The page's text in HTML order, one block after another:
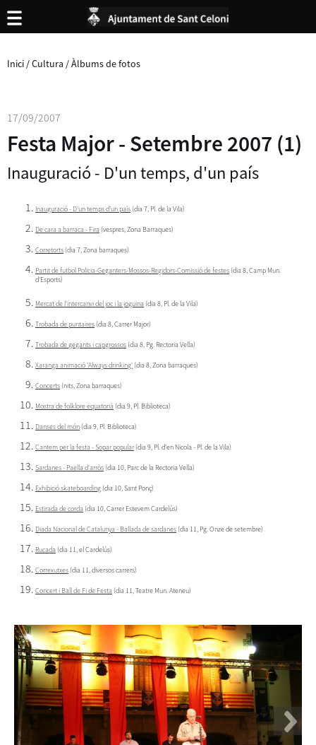
Inici /Cultura /Àlbums de fotos
17/09/2007
Festa Major - Setembre 2007 (1)
Inauguració - D'un temps, d'un país
Inauguració - D'un temps d'un país (dia 7, Pl. de la Vila)
De cara a barraca - Fira (vespres, Zona Barraques)
Corretorts (dia 7, Zona barraques)
Partit de futbol Policia-Geganters-Mossos-Regidors-Comissió de festes (dia 8, Camp Mun.
d'Esports)
Mercat de l'intercanvi del joc i la joguina (dia 8, Pl. de la Vila)
Trobada de puntaires (dia 8, Carrer Major)
Trobada de gegants i capgrossos (dia 8, Pg. Rectoria Vella)
Xaranga animació 'Always drinking' (dia 8, Zona barraques)
Concerts (nits, Zona barraques)
Mostra de folklore equatorià (dia 9, Pl. Biblioteca)
Danses del món (dia 9, Pl. Biblioteca)
Cantem per la festa - Sopar popular (dia 9, Pl. d'en Nicola - Pl. de la Vila)
Sardanes - Paella d'arròs (dia 10, Parc de la Rectoria Vella)
Exhibició skateboarding (dia 10, Sant Ponç)
Estirada de corda (dia 10, Carrer Estevem Cardelús)
Diada Nacional de Catalunya - Ballada de sardanes (dia 11, Pg. Onze de setembre)
Rucada (dia 11, el Cardelús)
Correxutxes (dia 11, diversos carrers)
Concert i Ball de Fi de Festa (dia 11, Teatre Mun. Ateneu)